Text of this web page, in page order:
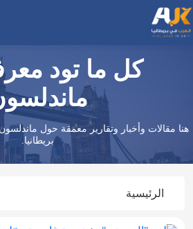
كل ما تود
هنا مقالات وأخبار وتقارير معمقة حول
بريطانيا.
الرئيسية